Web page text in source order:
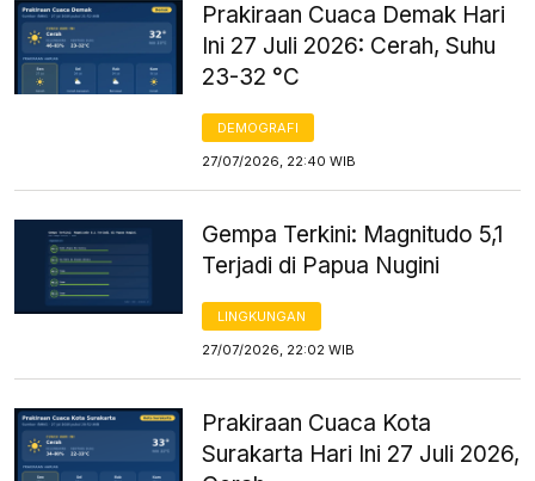
Prakiraan Cuaca Demak Hari
Ini 27 Juli 2026: Cerah, Suhu
23-32 °C
DEMOGRAFI
27/07/2026, 22:40 WIB
Gempa Terkini: Magnitudo 5,1
Terjadi di Papua Nugini
LINGKUNGAN
27/07/2026, 22:02 WIB
Prakiraan Cuaca Kota
Surakarta Hari Ini 27 Juli 2026,